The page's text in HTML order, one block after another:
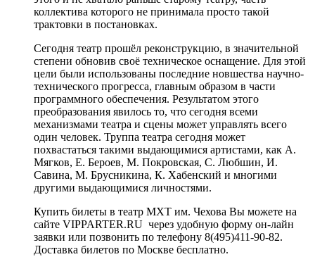
коллектива которого не принимала просто такой
трактовки в постановках.
Сегодня театр прошёл реконструкцию, в значительной
степени обновив своё техническое оснащение. Для этой
цели были использованы последние новшества научно-
технического прогресса, главным образом в части
программного обеспечения. Результатом этого
преобразования явилось то, что сегодня всеми
механизмами театра и сцены может управлять всего
один человек. Труппа театра сегодня может
похвастаться такими выдающимися артистами, как А.
Мягков, Е. Бероев, М. Покровская, С. Любшин, И.
Савина, М. Брусникина, К. Хабенский и многими
другими выдающимися личностями.
Купить билеты в театр МХТ им. Чехова Вы можете на
сайте VIPPARTER.RU через удобную форму он-лайн
заявки или позвонить по телефону 8(495)411-90-82.
Доставка билетов по Москве бесплатно.